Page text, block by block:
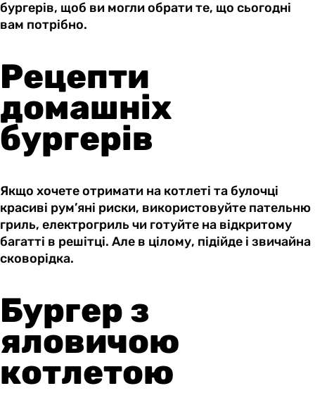
бургерів, щоб ви могли обрати те, що сьогодні
вам потрібно.
Рецепти
домашніх
бургерів
Якщо хочете отримати на котлеті та булочці
красиві рум’яні риски, використовуйте пательню
гриль, електрогриль чи готуйте на відкритому
багатті в решітці. Але в цілому, підійде і звичайна
сковорідка.
Бургер з
яловичою
котлетою